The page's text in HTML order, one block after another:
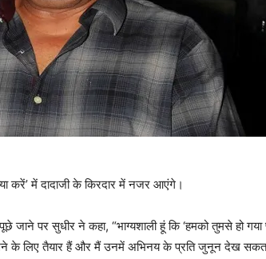
करें’ में दादाजी के किरदार में नजर आएंगे।
जाने पर सुधीर ने कहा, “भाग्यशाली हूं कि ‘हमको तुमसे हो गया
के लिए तैयार हैं और मैं उनमें अभिनय के प्रति जुनून देख